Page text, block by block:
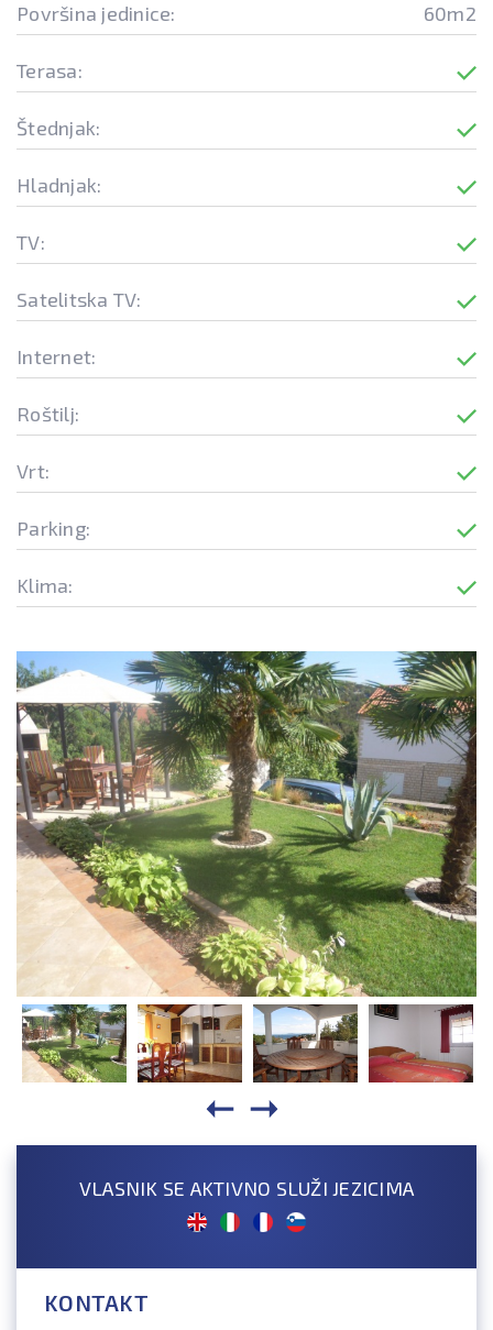
Površina jedinice: 60m2
Terasa:
Štednjak:
Hladnjak:
TV:
Satelitska TV:
Internet:
Roštilj:
Vrt:
Parking:
Klima:
VLASNIK SE AKTIVNO SLUŽI JEZICIMA
KONTAKT